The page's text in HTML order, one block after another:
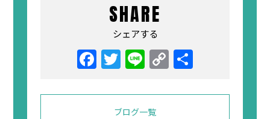
SHARE
シェアする
Facebook
Twitter
LineCopy
Link
ブログ一覧